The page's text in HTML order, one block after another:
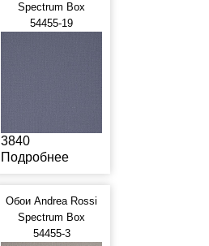
Spectrum Box
54455-19
3840
Подробнее
Обои Andrea Rossi
Spectrum Box
54455-3